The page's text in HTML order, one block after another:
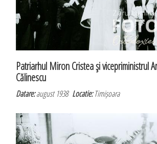
Patriarhul Miron Cristea şi vicepriministrul
Călinescu
Datare:august 1938Locatie:Timișoara